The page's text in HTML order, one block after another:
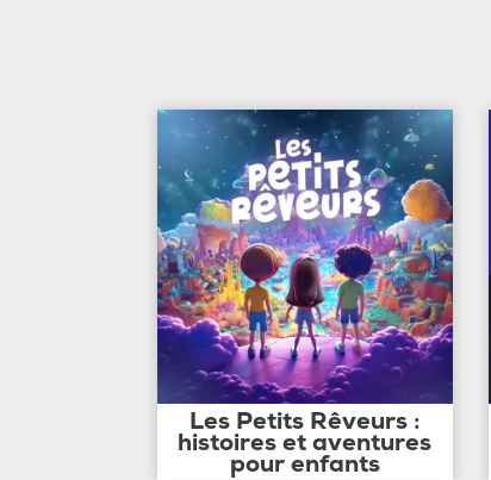
Les Petits Rêveurs :
histoires et aventures
pour enfants